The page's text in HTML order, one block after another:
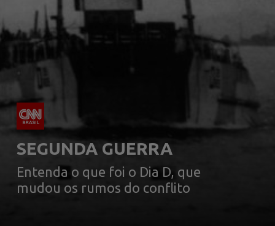
SEGUNDA GUERRA
Entenda o que foi o Dia D, que
mudou os rumos do conflito